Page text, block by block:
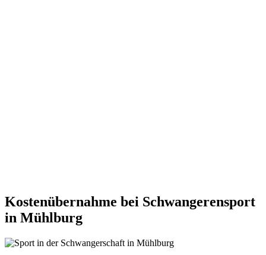
Kostenübernahme bei Schwangerensport
in Mühlburg